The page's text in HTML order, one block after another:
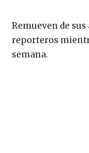
Remueven de
reporteros
semana.